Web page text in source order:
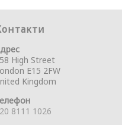
High Street
E15 2FW
Kingdom
8111 1026